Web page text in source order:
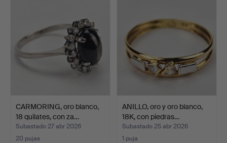
CARMORING, oro blanco,
18 quilates, con za…
Subastado 27 abr 2026
20 pujas
ANILLO, oro y oro blanco,
18K, con piedras…
Subastado 25 abr 2026
1 puja